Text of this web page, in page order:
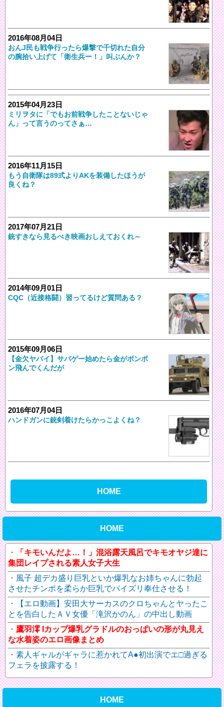
2016年08月04日
おんJ民も戦争行ったら爆撃で千切れた自分
の腕拾い上げて「衛生兵ー！」叫ぶんか？
2015年04月23日
ミリヲタに「でもお前戦争したことないじゃ
ん」って言うのってさぁ…
2016年11月15日
もう自衛隊は89式よりAKを装備したほうが
良くね？
2017年07月21日
銃すきなら見るべき映画おしえておくれ～
2014年09月01日
CQC（近接格闘）習ってるけど質問ある？
2015年09月06日
【金欠ヤバイ】サバゲー始めたら金がボンボ
ン飛んでくんだが
2016年07月04日
ハンドガンに銃剣着けたらかっこよくね？
HOME
HOME
「キモいんだよ…！」混浴露天風呂でキモオヤジ達に
集団レイプされる素人女子大生
風子 超デカ盛り巨乳といか爆乳なお姉ちゃんに勃起
させたチンポを柔らか巨乳でパイズリ奉仕させる！
【エロ動画】安田大サーカスのクロちゃんとヤったこ
とを告白したＡＶ女優「滝沢かのん」の中出し動画
鷹羽澪 Iカップ爆乳グラドルのおっぱいの形が丸見え
な水着姿のエロ画像まとめ
素人ギャルがギャラに惹かれてA●初出演でエ□過ぎる
フェラを披露する！
HOME